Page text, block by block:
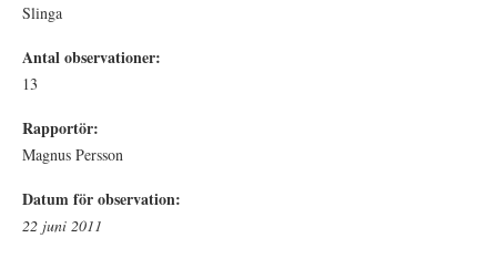
Slinga
Antal observationer:
13
Rapportör:
Magnus Persson
Datum för observation:
22 juni 2011